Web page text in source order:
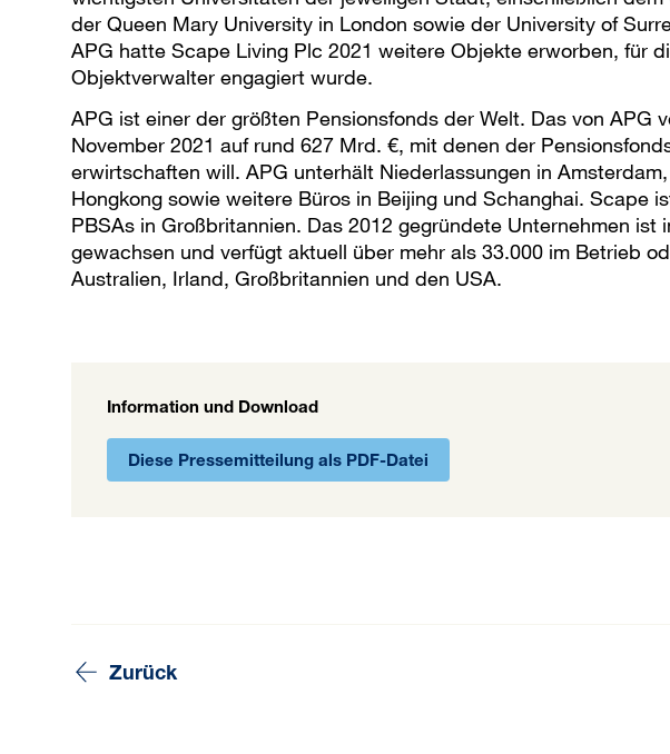
der Queen Mary University in London sowie der University of
APG hatte Scape Living Plc 2021 weitere Objekte erworben, für
Objektverwalter engagiert wurde.
APG ist einer der größten Pensionsfonds der Welt. Das von APG
November 2021 auf rund 627 Mrd. €, mit denen der
erwirtschaften will. APG unterhält Niederlassungen in
Hongkong sowie weitere Büros in Beijing und Schanghai. Scape
PBSAs in Großbritannien. Das 2012 gegründete Unternehmen ist
gewachsen und verfügt aktuell über mehr als 33.000 im Betrieb
Australien, Irland, Großbritannien und den USA.
Information und Download
Diese Pressemitteilung als PDF-Datei
Zurück